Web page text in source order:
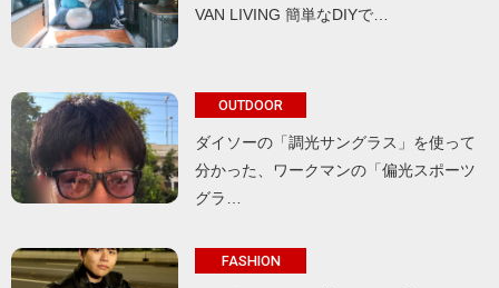
VAN LIVING 簡単なDIYで…
OUTDOOR
ダイソーの「調光サングラス」を使って
分かった、ワークマンの「偏光スポーツ
グラ…
FASHION